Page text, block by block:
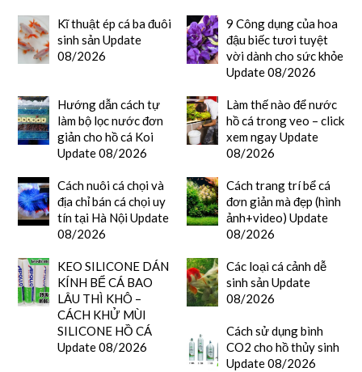
Kĩ thuật ép cá ba đuôi
sinh sản Update
08/2026
9 Công dụng của hoa
đậu biếc tươi tuyệt
vời dành cho sức khỏe
Update 08/2026
Hướng dẫn cách tự
làm bộ lọc nước đơn
giản cho hồ cá Koi
Update 08/2026
Làm thế nào để nước
hồ cá trong veo – click
xem ngay Update
08/2026
Cách nuôi cá chọi và
địa chỉ bán cá chọi uy
tín tại Hà Nội Update
08/2026
Cách trang trí bể cá
đơn giản mà đẹp (hình
ảnh+video) Update
08/2026
KEO SILICONE DÁN
KÍNH BỂ CÁ BAO
LÂU THÌ KHÔ –
CÁCH KHỬ MÙI
SILICONE HỒ CÁ
Update 08/2026
Các loại cá cảnh dễ
sinh sản Update
08/2026
Cách sử dụng bình
CO2 cho hồ thủy sinh
Update 08/2026